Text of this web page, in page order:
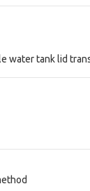
water tank lid